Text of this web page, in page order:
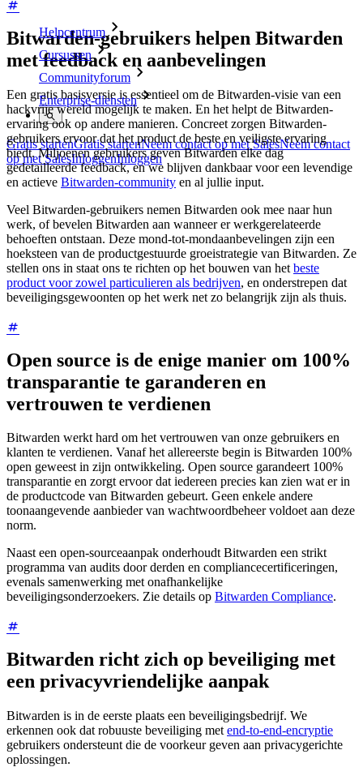
Helpcentrum
Cursussen
Communityforum
Enterprise-diensten
Gratis startenGratis startenNeem contact op met SalesNeem contact
op met SalesInloggenInloggen
Bitwarden-gebruikers helpen Bitwarden
met feedback en aanbevelingen
Een gratis basisversie is essentieel om de Bitwarden-visie van een
hackvrije wereld mogelijk te maken. En het helpt de Bitwarden-
ervaring ook op andere manieren. Concreet zorgen Bitwarden-
gebruikers ervoor dat het product de beste en veiligste ervaring
biedt. Miljoenen gebruikers geven Bitwarden elke dag
gedetailleerde feedback, en we blijven dankbaar voor een levendige
en actieve Bitwarden-community en al jullie input.
Veel Bitwarden-gebruikers nemen Bitwarden ook mee naar hun
werk, of bevelen Bitwarden aan wanneer er werkgerelateerde
behoeften ontstaan. Deze mond-tot-mondaanbevelingen zijn een
hoeksteen van de productgestuurde groeistrategie van Bitwarden. Ze
stellen ons in staat ons te richten op het bouwen van het beste
product voor zowel particulieren als bedrijven, en onderstrepen dat
beveiligingsgewoonten op het werk net zo belangrijk zijn als thuis.
Open source is de enige manier om 100%
transparantie te garanderen en
vertrouwen te verdienen
Bitwarden werkt hard om het vertrouwen van onze gebruikers en
klanten te verdienen. Vanaf het allereerste begin is Bitwarden 100%
open geweest in zijn ontwikkeling. Open source garandeert 100%
transparantie en zorgt ervoor dat iedereen precies kan zien wat er in
de productcode van Bitwarden gebeurt. Geen enkele andere
toonaangevende aanbieder van wachtwoordbeheer voldoet aan deze
norm.
Naast een open-sourceaanpak onderhoudt Bitwarden een strikt
programma van audits door derden en compliancecertificeringen,
evenals samenwerking met onafhankelijke
beveiligingsonderzoekers. Zie details op Bitwarden Compliance.
Bitwarden richt zich op beveiliging met
een privacyvriendelijke aanpak
Bitwarden is in de eerste plaats een beveiligingsbedrijf. We
erkennen ook dat robuuste beveiliging met end-to-end-encryptie
gebruikers ondersteunt die de voorkeur geven aan privacygerichte
oplossingen.